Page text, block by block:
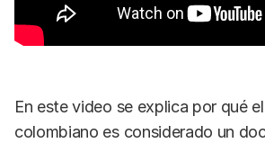
En este video se explica por qué
colombiano es considerado un